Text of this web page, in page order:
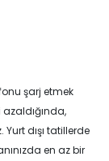
şarj etmek
dışı tatillerde
en az bir